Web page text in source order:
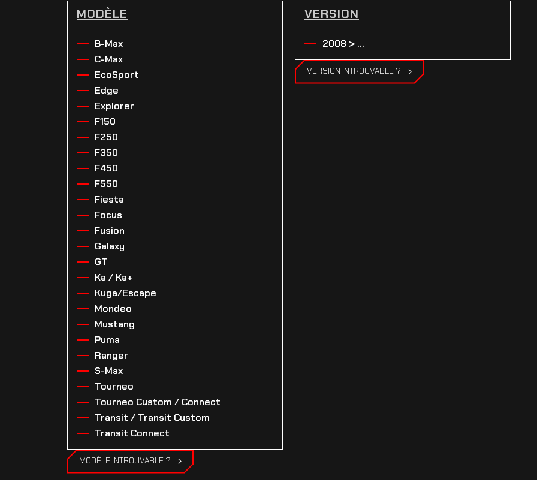
MODÈLE
B-Max
C-Max
EcoSport
Edge
Explorer
F150
F250
F350
F450
F550
Fiesta
Focus
Fusion
Galaxy
GT
Ka / Ka+
Kuga/Escape
Mondeo
Mustang
Puma
Ranger
S-Max
Tourneo
Tourneo Custom / Connect
Transit / Transit Custom
Transit Connect
MODÈLE INTROUVABLE ?
VERSION
2008 > ...
VERSION INTROUVABLE ?